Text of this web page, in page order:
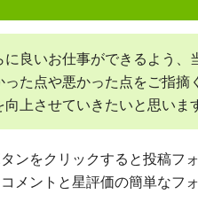
良いお仕事ができるよう、
た点や悪かった点をご指摘
上させていきたいと思いま
ンをクリックすると投稿フ
メントと星評価の簡単なフォ